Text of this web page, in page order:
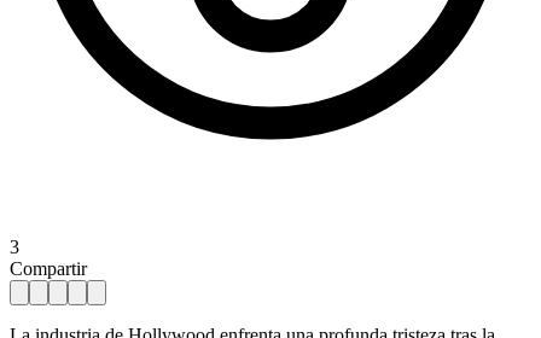
3
Compartir